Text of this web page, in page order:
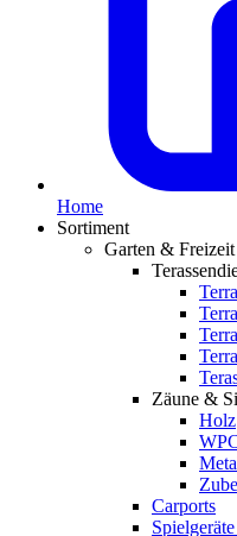
Home
Sortiment
Garten & Freizeit
Zäune &
Holz
Carports